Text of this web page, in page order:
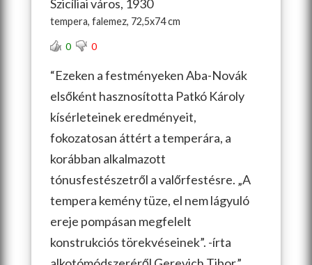
Szicíliai város, 1930
tempera, falemez, 72,5x74 cm
0 0
“Ezeken a festményeken Aba-Novák
elsőként hasznosította Patkó Károly
kísérleteinek eredményeit,
fokozatosan áttért a temperára, a
korábban alkalmazott
tónusfestészetről a valőrfestésre. „A
tempera kemény tüze, el nem lágyuló
ereje pompásan megfelelt
konstrukciós törekvéseinek”. -írta